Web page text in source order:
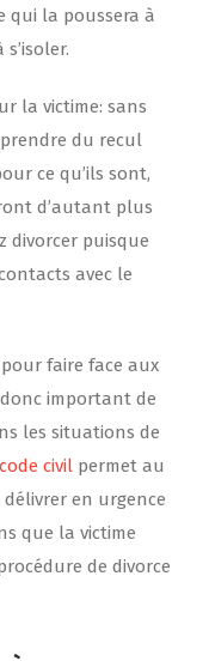
qui la poussera à
la victime: sans
du recul
ce qu’ils sont,
d’autant plus
divorcer puisque
avec le
faire face aux
important de
les situations de
civil permet au
délivrer en urgence
que la victime
de divorce